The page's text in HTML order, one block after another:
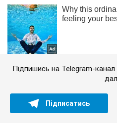
Підпишись на Telegram-
Підписатись